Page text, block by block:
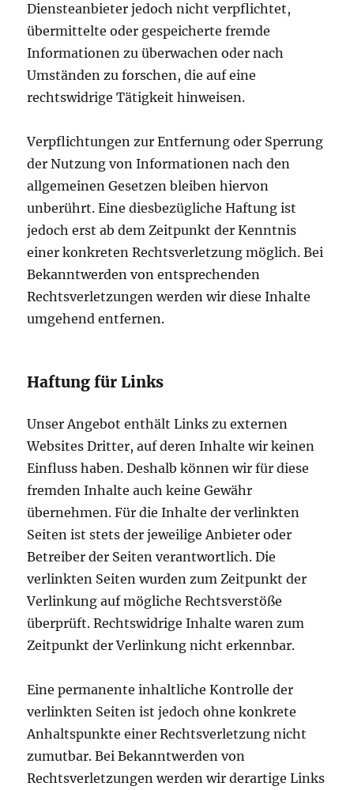
Diensteanbieter jedoch nicht verpflichtet,
übermittelte oder gespeicherte fremde
Informationen zu überwachen oder nach
Umständen zu forschen, die auf eine
rechtswidrige Tätigkeit hinweisen.
Verpflichtungen zur Entfernung oder Sperrung
der Nutzung von Informationen nach den
allgemeinen Gesetzen bleiben hiervon
unberührt. Eine diesbezügliche Haftung ist
jedoch erst ab dem Zeitpunkt der Kenntnis
einer konkreten Rechtsverletzung möglich. Bei
Bekanntwerden von entsprechenden
Rechtsverletzungen werden wir diese Inhalte
umgehend entfernen.
Haftung für Links
Unser Angebot enthält Links zu externen
Websites Dritter, auf deren Inhalte wir keinen
Einfluss haben. Deshalb können wir für diese
fremden Inhalte auch keine Gewähr
übernehmen. Für die Inhalte der verlinkten
Seiten ist stets der jeweilige Anbieter oder
Betreiber der Seiten verantwortlich. Die
verlinkten Seiten wurden zum Zeitpunkt der
Verlinkung auf mögliche Rechtsverstöße
überprüft. Rechtswidrige Inhalte waren zum
Zeitpunkt der Verlinkung nicht erkennbar.
Eine permanente inhaltliche Kontrolle der
verlinkten Seiten ist jedoch ohne konkrete
Anhaltspunkte einer Rechtsverletzung nicht
zumutbar. Bei Bekanntwerden von
Rechtsverletzungen werden wir derartige Links